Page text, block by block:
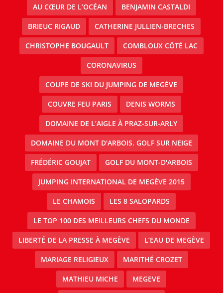
AU CŒUR DE L’OCÉAN BENJAMIN CASTALDI
BRIEUC RIGAUD CATHERINE JULLIEN-BRECHES
CHRISTOPHE BOUGAULT COMBLOUX CÔTÉ LAC
CORONAVIRUS
COUPE DE SKI DU JUMPING DE MEGÈVE
COUVRE FEU PARIS DENIS WORMS
DOMAINE DE L’AIGLE À PRAZ-SUR-ARLY
DOMAINE DU MONT D'ARBOIS. GOLF SUR NEIGE
FRÉDÉRIC GOUJAT GOLF DU MONT-D'ARBOIS
JUMPING INTERNATIONAL DE MEGÈVE 2015
LE CHAMOIS LES 8 SALOPARDS
LE TOP 100 DES MEILLEURS CHEFS DU MONDE
LIBERTÉ DE LA PRESSE À MEGÈVE L’EAU DE MEGÈVE
MARIAGE RELIGIEUX MARITHÉ CROZET
MATHIEU MICHE MEGEVE